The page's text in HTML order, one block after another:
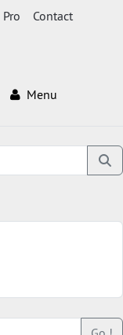
Pro Contact
Menu